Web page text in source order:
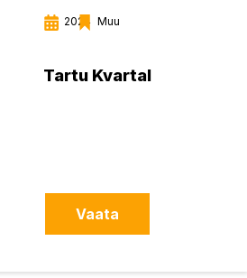
2024 Muu
Tartu Kvartal
Vaata